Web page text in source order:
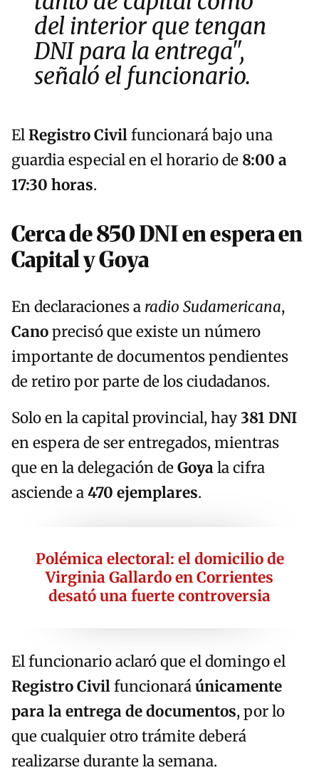
del interior que tengan
DNIpara la entrega",
señaló el funcionario.
ElRegistro Civilfuncionará bajo una
guardia especial en el horario de 8:00 a
17:30 horas.
Cerca de 850 DNI en espera en
Capital y Goya
En declaraciones a radio Sudamericana,
Canoprecisó que existe un número
importante de documentos pendientes
de retiro por parte de los ciudadanos.
Solo en la capital provincial, hay381 DNI
en espera de ser entregados, mientras
que en la delegación deGoyala cifra
asciende a470 ejemplares.
Polémica electoral: el domicilio de
Virginia Gallardo en Corrientes
desató una fuerte controversia
El funcionario aclaró que el domingo el
Registro Civilfuncionaráúnicamente
para la entrega de documentos, por lo
que cualquier otro trámite deberá
realizarse durante la semana.